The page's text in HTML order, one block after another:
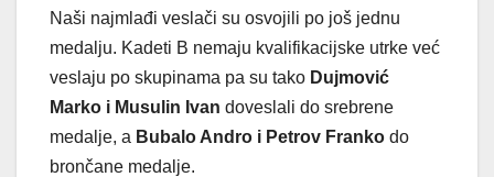
Naši najmlađi veslači su osvojili po još jednu
medalju. Kadeti B nemaju kvalifikacijske utrke već
veslaju po skupinama pa su tako Dujmović
Marko i Musulin Ivan doveslali do srebrene
medalje, a Bubalo Andro i Petrov Franko do
brončane medalje.